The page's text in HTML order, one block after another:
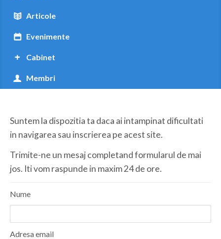
Braila
Brasov
Bucuresti
Calarasi
Caras-Severin
Dambovita
Articole
Evenimente
Cabinet
Membri
Suntem la dispozitia ta daca ai intampinat dificultati
in navigarea sau inscrierea pe acest site.
Trimite-ne un mesaj completand formularul de mai
jos. Iti vom raspunde in maxim 24 de ore.
Nume
Adresa email